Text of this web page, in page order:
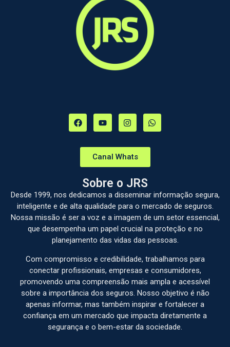
Canal Whats
Sobre o JRS
Desde 1999, nos dedicamos a disseminar informação segura,
inteligente e de alta qualidade para o mercado de seguros.
Nossa missão é ser a voz e a imagem de um setor essencial,
que desempenha um papel crucial na proteção e no
planejamento das vidas das pessoas.
Com compromisso e credibilidade, trabalhamos para
conectar profissionais, empresas e consumidores,
promovendo uma compreensão mais ampla e acessível
sobre a importância dos seguros. Nosso objetivo é não
apenas informar, mas também inspirar e fortalecer a
confiança em um mercado que impacta diretamente a
segurança e o bem-estar da sociedade.